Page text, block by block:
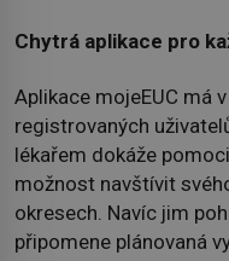
Chytrá aplikace pro
Aplikace mojeEUC má
registrovaných
lékařem dokáže
možnost navštívit
okresech. Navíc jim
připomene plánovaná